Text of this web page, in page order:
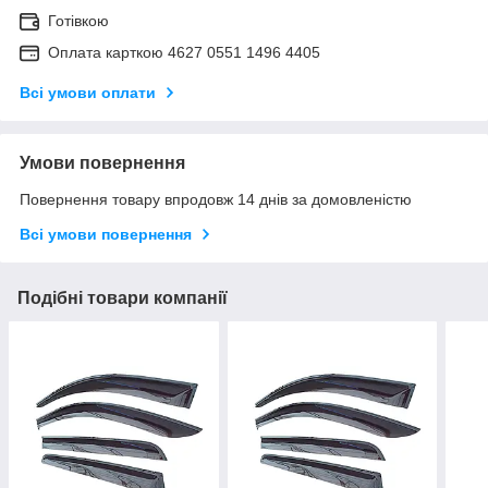
Готівкою
Оплата карткою 4627 0551 1496 4405
Всі умови оплати
Умови повернення
Повернення товару впродовж 14 днів за домовленістю
Всі умови повернення
Подібні товари компанії